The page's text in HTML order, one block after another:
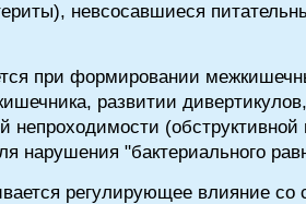
невсосавшиеся
при формировании
развитии
нарушения "бактериального
регулирующее влияние со